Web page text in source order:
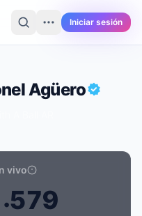
Iniciar sesión
Agüero
vivo
.579